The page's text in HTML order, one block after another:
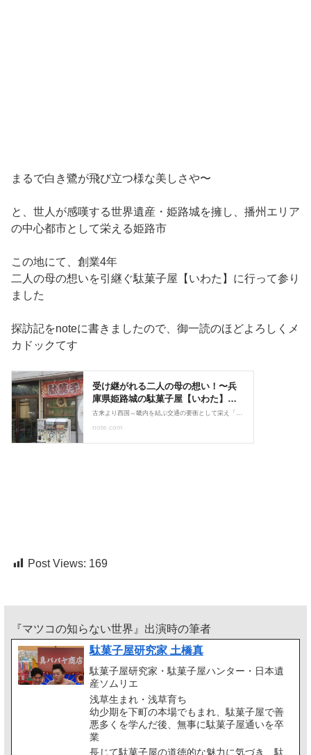
まるで白き鷺が飛び立つ様な美しさや〜
と、世人が感嘆する世界遺産・姫路城を擁し、播州エリア
の中心都市として栄える姫路市
この地にて、創業4年
二人の母の想いを引継ぐ駄菓子屋【いわた】に行って参り
ました
探訪記をnoteに書きましたので、御一読のほどよろしくメ
カドックてす
Post Views: 169
『マツコの知らない世界』出演時の筆者
駄菓子屋研究家 土橋真
駄菓子屋研究家・駄菓子屋ハンター・日本遺
産ソムリエ
浅草生まれ・浅草育ち
幼少期を下町の本場でもまれ、駄菓子屋で善
悪多くを学んだ後、無事に駄菓子屋通いを卒
業
長じて駄菓子屋の道徳的な魅力に気づき、駄